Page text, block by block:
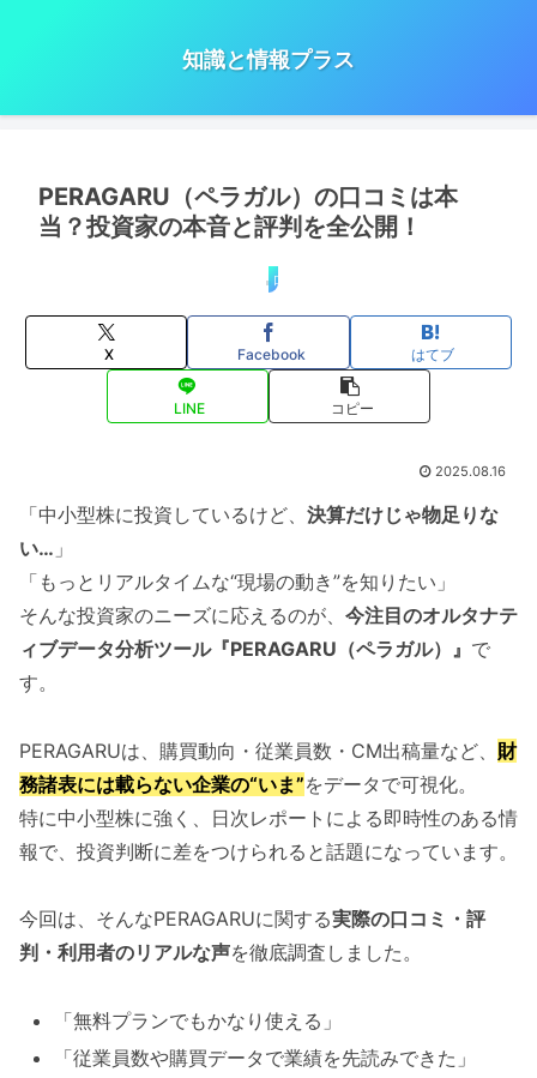
知識と情報プラス
PERAGARU（ペラガル）の口コミは本
当？投資家の本音と評判を全公開！
口コミ・評判
X Facebook はてブ
LINE コピー
2025.08.16
「中小型株に投資しているけど、 決算だけじゃ物足りな
い… 」
「もっとリアルタイムな“現場の動き”を知りたい」
そんな投資家のニーズに応えるのが、 今注目のオルタナテ
ィブデータ分析ツール『PERAGARU（ペラガル）』 で
す。
PERAGARUは、購買動向・従業員数・CM出稿量など、 財
務諸表には載らない企業の“いま”をデータで可視化。
特に中小型株に強く、日次レポートによる即時性のある情
報で、投資判断に差をつけられると話題になっています。
今回は、そんなPERAGARUに関する実際の口コミ・評
判・利用者のリアルな声を徹底調査しました。
「無料プランでもかなり使える」
「従業員数や購買データで業績を先読みできた」